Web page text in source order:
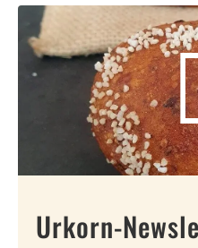
Urkorn-